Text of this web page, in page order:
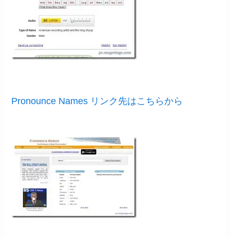
Pronounce Names リンク先はこちらから